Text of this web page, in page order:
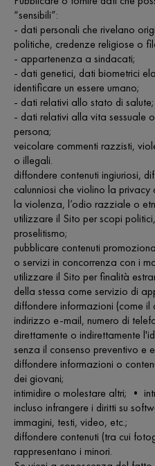
“sensibili”:
- dati personali che rivelano
politiche, credenze religiose o
- appartenenza a sindacati;
- dati genetici, dati biometrici
identificare un essere umano;
- dati relativi allo stato di salute;
- dati relativi alla vita sessuale
persona;
veicolare commenti razzisti,
o illegali.
diffondere contenuti ingiuriosi,
calunniosi che violino la
la violenza, l’odio razziale o
utilizzare il Sito per scopi
proselitismo;
pubblicare contenuti
o servizi in concorrenza con i
utilizzare il Sito per finalità
della stessa come servizio di
diffondere informazioni (come
indirizzo e-mail, numero di
direttamente o indirettamente
senza il consenso preventivo e
diffondere informazioni o
dei giovani;
intimidire o molestare altri; •
incluso infrangere i diritti su
immagini, testi, video, etc.;
diffondere contenuti (tra cui
rappresentano i minori.